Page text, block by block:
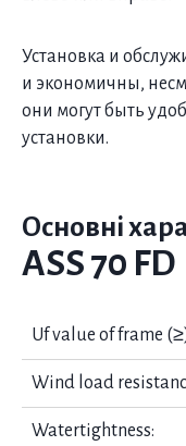
Установка и
и экономичны,
они могут быть
установки.
Основні
ASS 70 FD
Uf value of frame
Wind load
Watertightness: